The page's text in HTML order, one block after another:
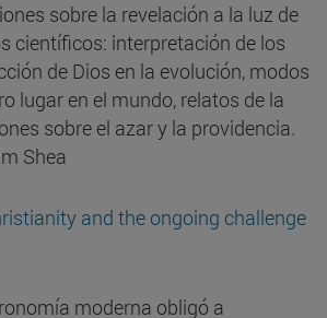
sobre la revelación a la luz de
científicos: interpretación de los
de Dios en la evolución, modos
lugar en el mundo, relatos de la
sobre el azar y la providencia.
Shea
and the ongoing challenge
moderna obligó a